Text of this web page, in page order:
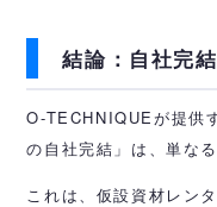
結論：自社完
O-TECHNIQUEが提供
の自社完結」は、単な
これは、仮設資材レン